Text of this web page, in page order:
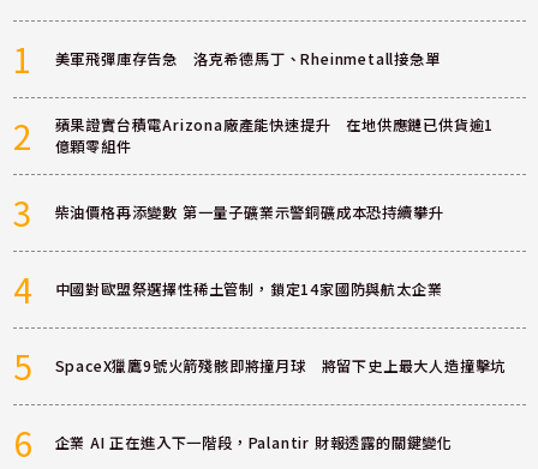
1 美軍飛彈庫存告急 洛克希德馬丁、Rheinmetall接急單
2
蘋果證實台積電Arizona廠產能快速提升 在地供應鏈已供貨逾1
億顆零組件
3 柴油價格再添變數 第一量子礦業示警銅礦成本恐持續攀升
4 中國對歐盟祭選擇性稀土管制，鎖定14家國防與航太企業
5 SpaceX獵鷹9號火箭殘骸即將撞月球 將留下史上最大人造撞擊坑
6 企業 AI 正在進入下一階段，Palantir 財報透露的關鍵變化